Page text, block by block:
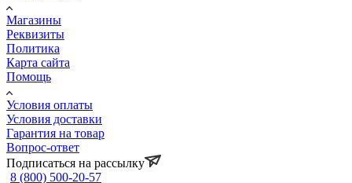
Магазины
Реквизиты
Политика
Карта сайта
Помощь
Условия оплаты
Условия доставки
Гарантия на товар
Вопрос-ответ
Подписаться на рассылку
8 (800) 500-20-57